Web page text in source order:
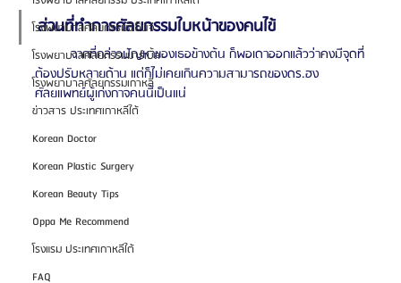
โรงพยาบาลศัลยกรรมจีเอ็นจี
โรงพยาบาลศัลยกรรมมาร์เบิ้ล
โรงพยาบาลศัลยกรรมเกาหลี
ข่าวสาร ประเทศเกาหลีใต้
Korean Doctor
Korean Plastic Surgery
Korean Beauty Tips
Oppa Me Recommend
โรงแรม ประเทศเกาหลีใต้
FAQ
ส่วนที่ทำการศัลยกรรมใบหน้าของคนไข้
	จากที่กล่าวปัญหาของเธอข้างต้น ก็พอเดาออกแล้วว่าคงมีจุดที่
ต้องปรับหลายด้าน แต่ก็ไม่เคยเกินความสามารถของดร.ฮง
ศัลยแพทย์ผู้เก่งกาจคนนี้เป็นแน่